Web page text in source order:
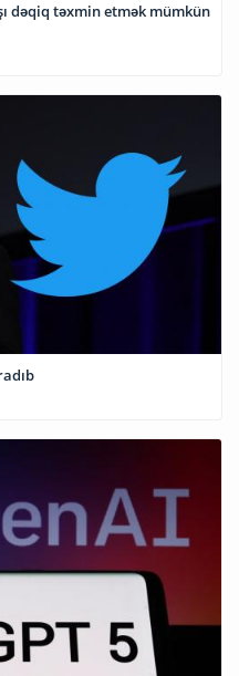
dəqiq təxmin etmək mümkün